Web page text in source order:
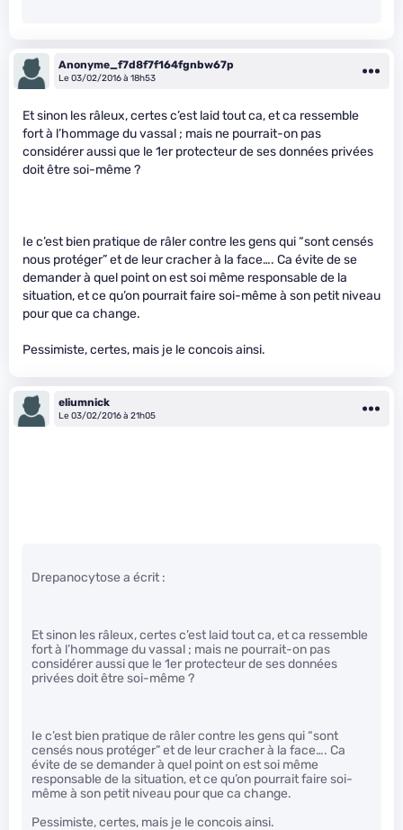
Anonyme_f7d8f7f164fgnbw67p
Le 03/02/2016 à 18h53
Et sinon les râleux, certes c’est laid tout ca, et ca ressemble
fort à l’hommage du vassal ; mais ne pourrait-on pas
considérer aussi que le 1er protecteur de ses données privées
doit être soi-même ?
Ie c’est bien pratique de râler contre les gens qui “sont censés
nous protéger” et de leur cracher à la face…. Ca évite de se
demander à quel point on est soi même responsable de la
situation, et ce qu’on pourrait faire soi-même à son petit niveau
pour que ca change.
Pessimiste, certes, mais je le concois ainsi.
eliumnick
Le 03/02/2016 à 21h05
Drepanocytose a écrit :
Et sinon les râleux, certes c’est laid tout ca, et ca ressemble
fort à l’hommage du vassal ; mais ne pourrait-on pas
considérer aussi que le 1er protecteur de ses données
privées doit être soi-même ?
Ie c’est bien pratique de râler contre les gens qui “sont
censés nous protéger” et de leur cracher à la face…. Ca
évite de se demander à quel point on est soi même
responsable de la situation, et ce qu’on pourrait faire soi-
même à son petit niveau pour que ca change.
Pessimiste, certes, mais je le concois ainsi.